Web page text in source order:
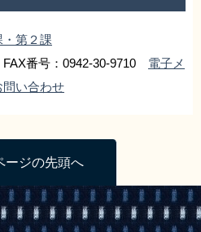
第２課
番号：0942-30-9710 電子メ
問い合わせ
ージの先頭へ